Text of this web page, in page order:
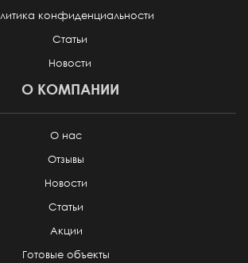
конфиденциальности
Статьи
Новости
О КОМПАНИИ
О нас
Отзывы
Новости
Статьи
Акции
Готовые объекты